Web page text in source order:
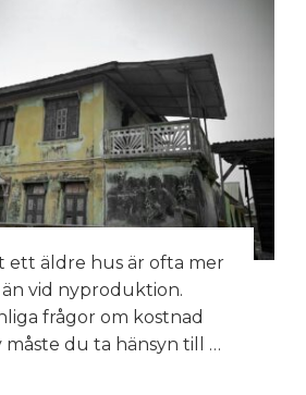
ett äldre hus är ofta mer
vid nyproduktion.
frågor om kostnad
du ta hänsyn till …